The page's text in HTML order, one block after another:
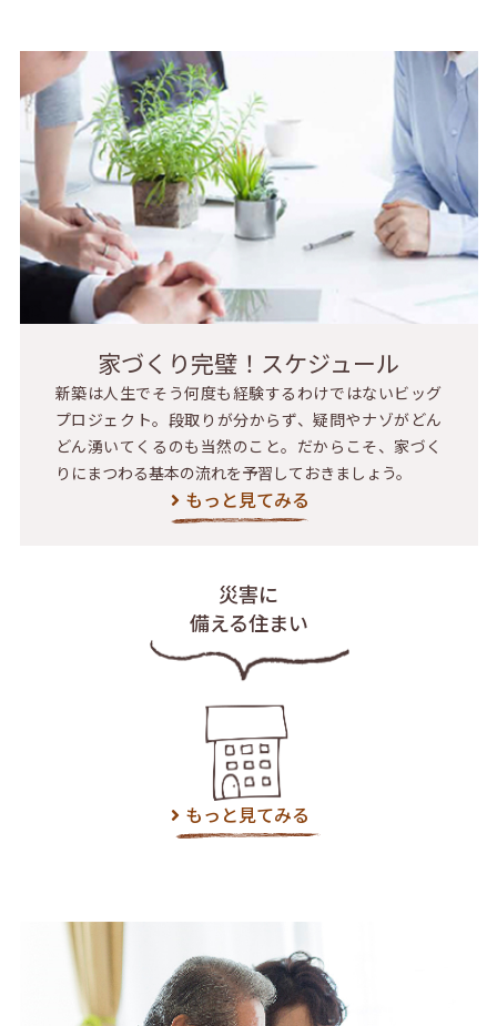
家づくり完璧！スケジュール
新築は人生でそう何度も経験するわけではないビッグ
プロジェクト。段取りが分からず、疑問やナゾがどん
どん湧いてくるのも当然のこと。だからこそ、家づく
りにまつわる基本の流れを予習しておきましょう。
もっと見てみる
災害に
備える住まい
もっと見てみる